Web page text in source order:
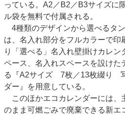
っている。A2／B2／B3サイズに
ル袋を無料で付属される。
4種類のデザインから選べるタ
は、名入れ部分をフルカラーで印
り「選べる」名入れ壁掛けカレン
ペース、名入れスペースを設けた
る『A2サイズ 7枚／13枚綴り
ダー』を用意している。
このほかエコカレンダーには、
のまま可燃ごみで廃棄できる新エ